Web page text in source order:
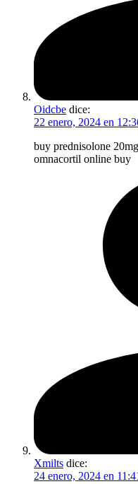
Oidcbe dice:
22 enero, 2024 en
buy prednisolone
omnacortil online buy
Xmilts dice:
24 enero, 2024 en